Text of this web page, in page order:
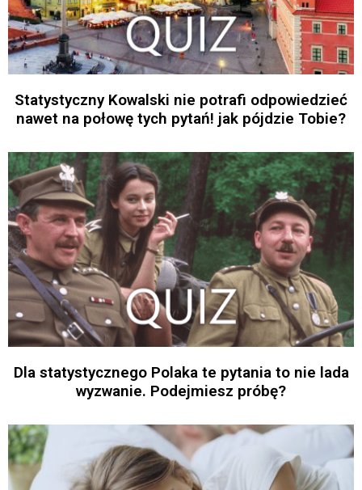
Statystyczny Kowalski nie potrafi odpowiedzieć
nawet na połowę tych pytań! jak pójdzie Tobie?
Dla statystycznego Polaka te pytania to nie lada
wyzwanie. Podejmiesz próbę?